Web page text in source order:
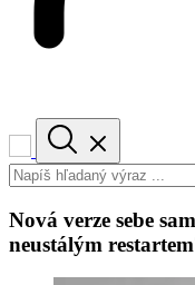
Nová verze sebe
neustálým